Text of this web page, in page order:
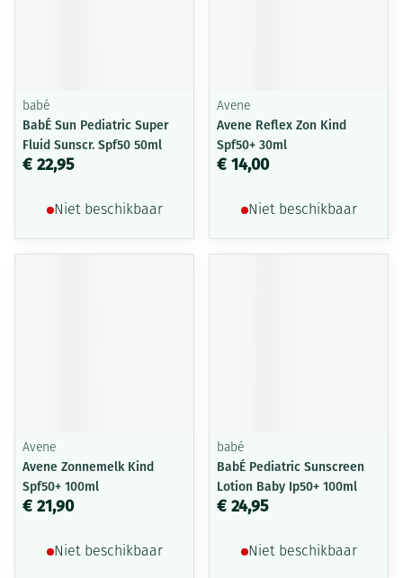
babé
BabÉ Sun Pediatric Super
Fluid Sunscr. Spf50 50ml
€ 22,95
Niet beschikbaar
Avene
Avene Reflex Zon Kind
Spf50+ 30ml
€ 14,00
Niet beschikbaar
Avene
Avene Zonnemelk Kind
Spf50+ 100ml
€ 21,90
Niet beschikbaar
babé
BabÉ Pediatric Sunscreen
Lotion Baby Ip50+ 100ml
€ 24,95
Niet beschikbaar